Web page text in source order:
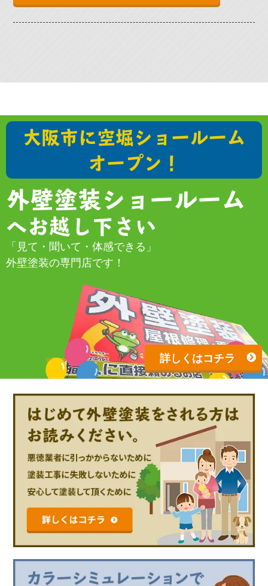
大阪市に空堀ショールーム
オープン！
外壁塗装ショールーム
へお越し下さい
「見て・聞いて・体感できる」
外壁塗装の専門店です！
詳しくはコチラ